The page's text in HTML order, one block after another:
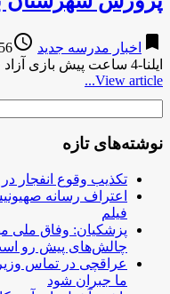
bookmark اخبار مدرسه جدید access_time
56 years ago
ایلنا-4 ساعت پیش بازی آزاد فستیوال فیلم
View article...
نوشته‌های تازه
تکذیب وقوع انفجار
اعتراف رسانه
فیلم
پزشکیان: وفاق ملی
چالش‌های پیش رو
عراقچی در تماس
ما جبران شود